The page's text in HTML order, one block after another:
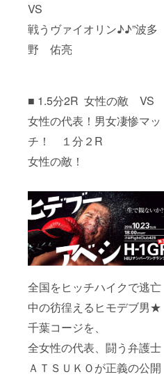
VS
戦うヴァイオリン♪♪”波多
野 佑亮
■ 1.5分2R 女性の敵 VS
女性の代表！男女凄惨マッ
チ！ １分２R
女性の敵！
全国をヒッチハイクで逃亡
中の彷徨えるヒモデブ男★
千葉コージを、
全女性の代表、闘う弁護士
ＡＴＳＵＫＯが正義の公開